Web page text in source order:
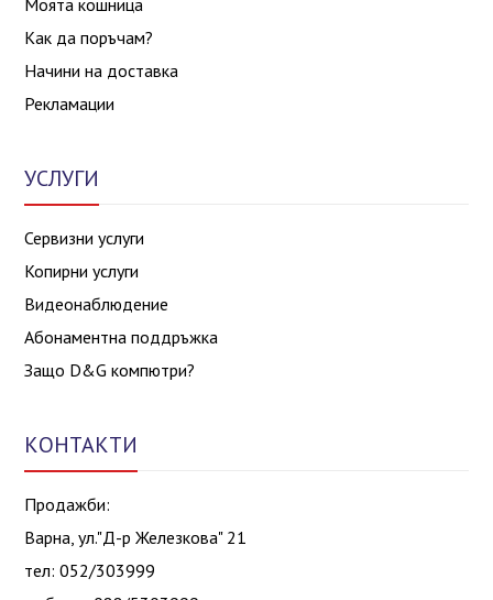
Моята кошница
Как да поръчам?
Начини на доставка
Рекламации
УСЛУГИ
Сервизни услуги
Копирни услуги
Видеонаблюдение
Абонаментна поддръжка
Защо D&G компютри?
КОНТАКТИ
Продажби:
Варна, ул."Д-р Железкова" 21
тел: 052/303999